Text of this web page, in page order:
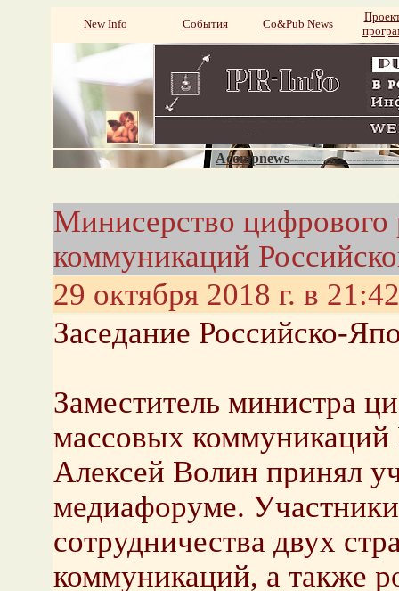
New Info События Со&Pub News
Минисерство цифрового
коммуникаций
29 октября 2018 г. в 21:42
Заседание Российско-
Заместитель министра
массовых
Алексей Волин принял
медиафоруме.
сотрудничества двух
коммуникаций, а также